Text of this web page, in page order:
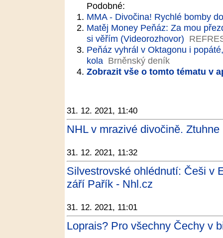
Podobné:
MMA - Divočina! Rychlé bomby
Matěj Money Peňáz: Za mou
si věřím (Videorozhovor)
Peňáz vyhrál v Oktagonu i
kola Brněnský deník
Zobrazit vše o tomto tématu v
31. 12. 2021, 11:40
NHL v mrazivé divočině.
31. 12. 2021, 11:32
Silvestrovské ohlédnutí: Češi v
září Pařík - Nhl.cz
31. 12. 2021, 11:01
Loprais? Pro všechny Čechy v